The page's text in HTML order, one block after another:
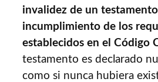
invalidez de un
incumplimiento de los
establecidos en el Código
testamento es declarado
como si nunca hubiera